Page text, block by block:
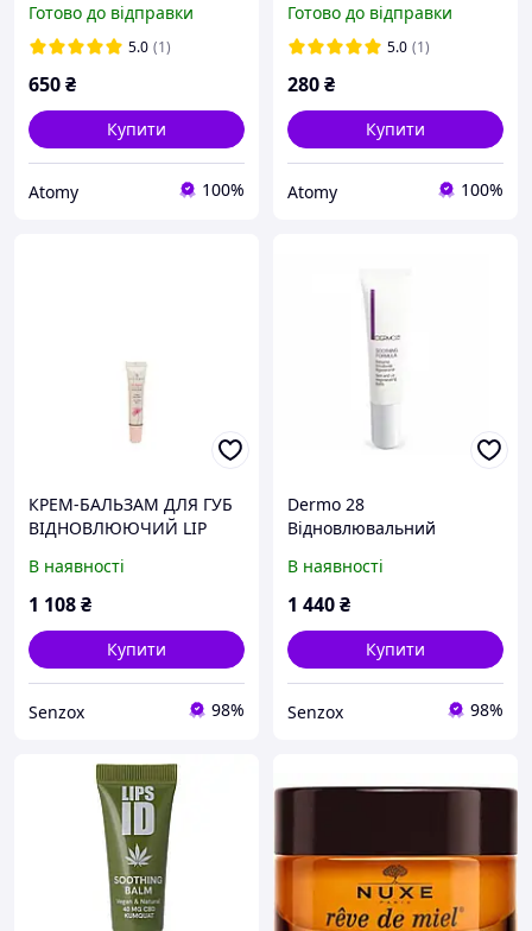
Готово до відправки
5.0 (1)
650₴
Купити
Atomy 100%
пом'якшує і захищає.
Atomy Lip Treatment.
Готово до відправки
5.0 (1)
280₴
Купити
Atomy 100%
КРЕМ-БАЛЬЗАМ ДЛЯ ГУБ
ВІДНОВЛЮЮЧИЙ LIP
В наявності
1 108₴
Купити
Senzox 98%
Dermo 28
Відновлювальний
та губ - SOOTHING
FORMULA 15 мл
В наявності
1 440₴
Купити
Senzox 98%